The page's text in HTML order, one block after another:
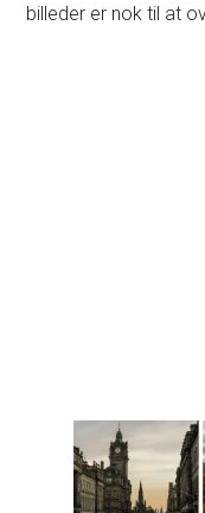
billeder er nok til at